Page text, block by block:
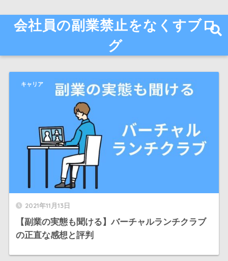
会社員の副業禁止をなくすブロ
グ
2021年11月13日
【副業の実態も聞ける】バーチャルランチクラブ
の正直な感想と評判
キャリア